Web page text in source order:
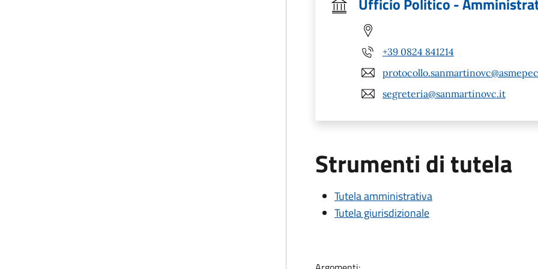
+39 0824 841214
segreteria@sanmartinovc.it
Strumenti di tutela
Tutela amministrativa
Tutela giurisdizionale